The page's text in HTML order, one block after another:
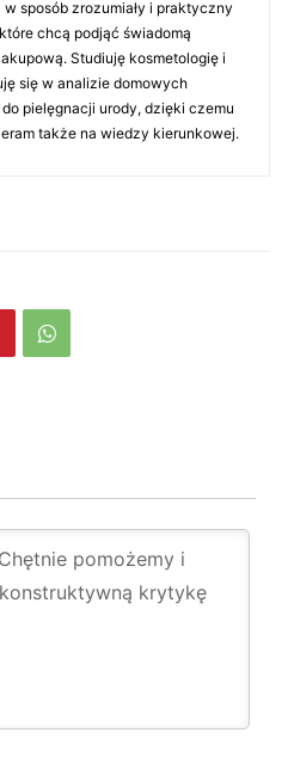
sposób zrozumiały i praktyczny
chcą podjąć świadomą
Studiuję kosmetologię i
się w analizie domowych
pielęgnacji urody, dzięki czemu
także na wiedzy kierunkowej.